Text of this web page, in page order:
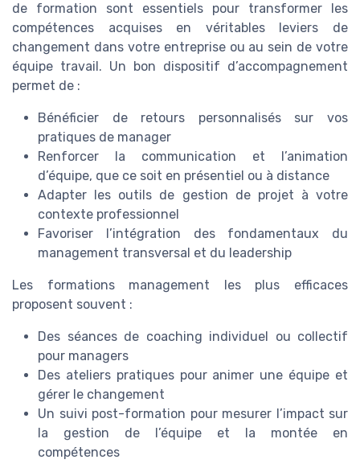
de formation sont essentiels pour transformer les
compétences acquises en véritables leviers de
changement dans votre entreprise ou au sein de votre
équipe travail. Un bon dispositif d’accompagnement
permet de :
Bénéficier de retours personnalisés sur vos
pratiques de manager
Renforcer la communication et l’animation
d’équipe, que ce soit en présentiel ou à distance
Adapter les outils de gestion de projet à votre
contexte professionnel
Favoriser l’intégration des fondamentaux du
management transversal et du leadership
Les formations management les plus efficaces
proposent souvent :
Des séances de coaching individuel ou collectif
pour managers
Des ateliers pratiques pour animer une équipe et
gérer le changement
Un suivi post-formation pour mesurer l’impact sur
la gestion de l’équipe et la montée en
compétences